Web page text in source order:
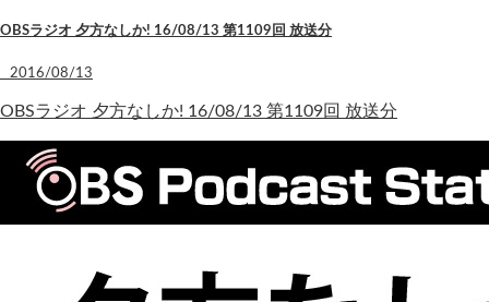
OBSラジオ 夕方なしか! 16/08/13 第1109回 放送分
2016/08/13
OBSラジオ 夕方なしか! 16/08/13 第1109回 放送分